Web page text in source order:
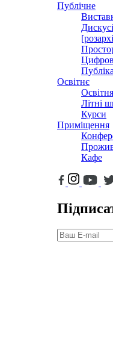
Публічне
Освітнє
Літні
Курси
Приміщення
Кафе